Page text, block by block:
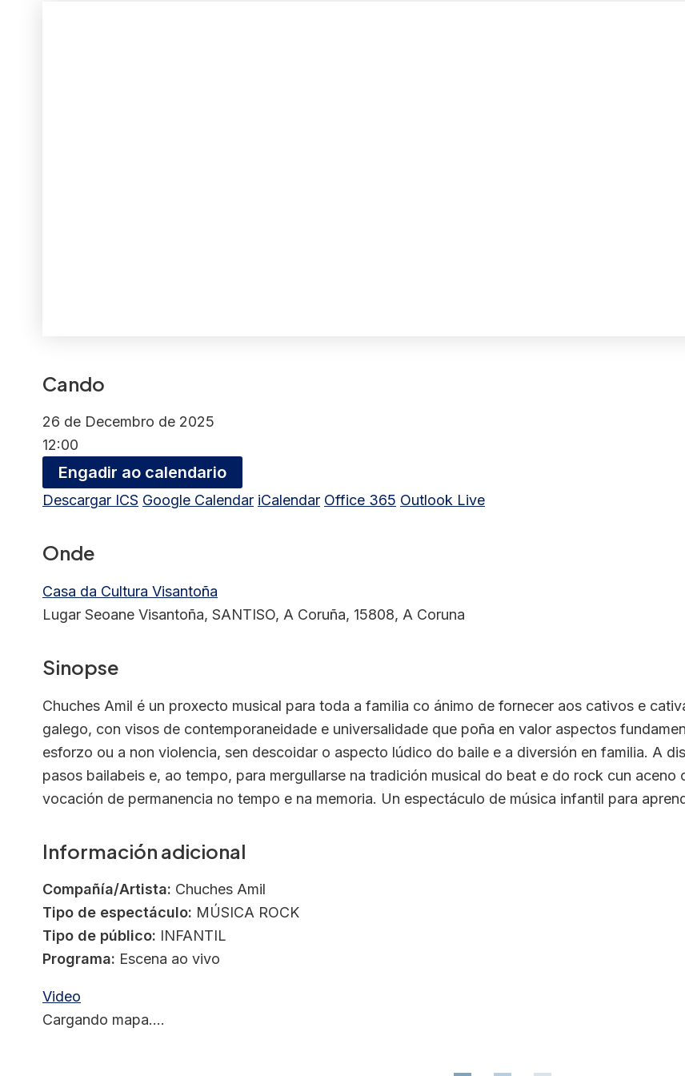
Cando
26 de Decembro de 2025
12:00
Engadir ao calendario
Descargar ICS Google Calendar iCalendar Office 365 Outlook Live
Onde
Casa da Cultura Visantoña
Lugar Seoane Visantoña, SANTISO, A Coruña, 15808, A Coruna
Sinopse
Chuches Amil é un proxecto musical para toda a familia co ánimo de fornecer aos cativos e
galego, con visos de contemporaneidade e universalidade que poña en valor aspectos
esforzo ou a non violencia, sen descoidar o aspecto lúdico do baile e a diversión en familia. A
pasos bailabeis e, ao tempo, para mergullarse na tradición musical do beat e do rock cun
vocación de permanencia no tempo e na memoria. Un espectáculo de música infantil para
Información adicional
Compañía/Artista: Chuches Amil
Tipo de espectáculo: MÚSICA ROCK
Tipo de público: INFANTIL
Programa: Escena ao vivo
Video
Cargando mapa....